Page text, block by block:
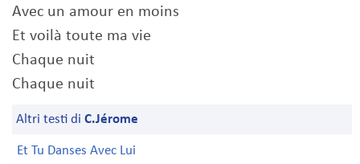
Avec un amour en moins
Et voilà toute ma vie
Chaque nuit
Chaque nuit
Altri testi di C.Jérome
Et Tu Danses Avec Lui